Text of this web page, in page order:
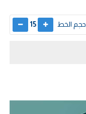
حجم الخط 15